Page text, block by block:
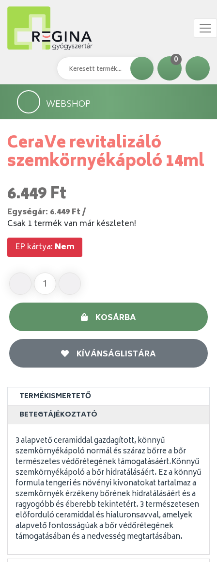
0
WEBSHOP
CeraVe revitalizáló
szemkörnyékápoló 14ml
6.449 Ft
Egységár: 6.449 Ft /
Csak 1 termék van már készleten!
EP kártya: Nem
KOSÁRBA
KÍVÁNSÁGLISTÁRA
TERMÉKISMERTETŐ
BETEGTÁJÉKOZTATÓ
3 alapvető ceramiddal gazdagított, könnyű
szemkörnyékápoló normál és száraz bőrre a bőr
természetes védőrétegének támogatásáért.Könnyű
szemkörnyékápoló a bőr hidratálásáért. Ez a könnyű
formula tengeri és növényi kivonatokat tartalmaz a
szemkörnyék érzékeny bőrének hidratálásáért és a
ragyogóbb és éberebb tekintetért. 3 természetesen
előforduló ceramiddal és hialuronsavval, amelyek
alapvető fontosságúak a bőr védőrétegének
támogatásában és a nedvesség megtartásában.